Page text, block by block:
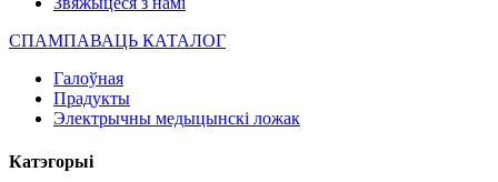
СПАМПАВАЦЬ КАТАЛОГ
Галоўная
Прадукты
Электрычны медыцынскі ложак
Катэгорыі